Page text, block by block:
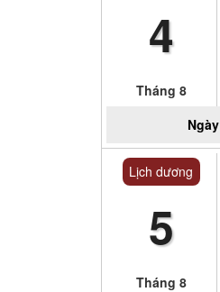
4
Tháng 8
Ngày
Lịch dương
5
Tháng 8